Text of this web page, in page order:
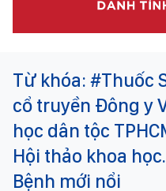
Từ khóa: #Thuốc
cổ truyền Đông y
học dân tộc
Hội thảo khoa
Bệnh mới nổi